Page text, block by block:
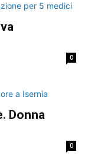
0
Donna
0